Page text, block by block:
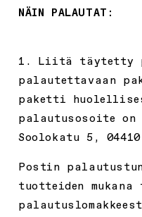
NÄIN PALAUTAT:
1. Liitä täytetty
palautettavaan
paketti
palautusosoite on
Soolokatu 5,
Postin
tuotteiden